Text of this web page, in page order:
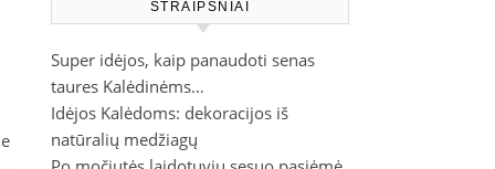
STRAIPSNIAI
Super idėjos, kaip panaudoti senas
taures Kalėdinėms…
Idėjos Kalėdoms: dekoracijos iš
natūralių medžiagų